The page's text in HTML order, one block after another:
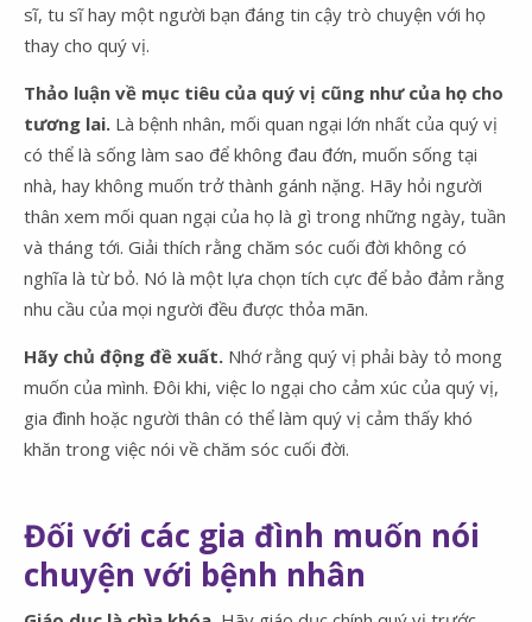
sĩ, tu sĩ hay một người bạn đáng tin cậy trò chuyện với họ
thay cho quý vị.
Thảo luận về mục tiêu của quý vị cũng như của họ cho
tương lai. Là bệnh nhân, mối quan ngại lớn nhất của quý vị
có thể là sống làm sao để không đau đớn, muốn sống tại
nhà, hay không muốn trở thành gánh nặng. Hãy hỏi người
thân xem mối quan ngại của họ là gì trong những ngày, tuần
và tháng tới. Giải thích rằng chăm sóc cuối đời không có
nghĩa là từ bỏ. Nó là một lựa chọn tích cực để bảo đảm rằng
nhu cầu của mọi người đều được thỏa mãn.
Hãy chủ động đề xuất. Nhớ rằng quý vị phải bày tỏ mong
muốn của mình. Đôi khi, việc lo ngại cho cảm xúc của quý vị,
gia đình hoặc người thân có thể làm quý vị cảm thấy khó
khăn trong việc nói về chăm sóc cuối đời.
Đối với các gia đình muốn nói
chuyện với bệnh nhân